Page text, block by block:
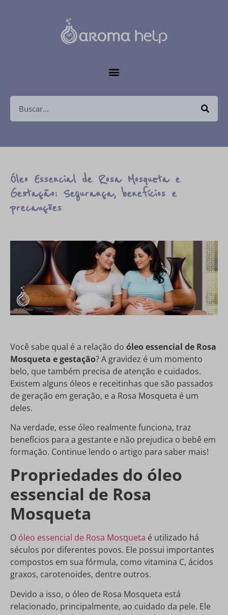
Óleo Essencial de Rosa Mosqueta e
Gestação: Segurança, benefícios e
precauções
Você sabe qual é a relação do óleo essencial de Rosa
Mosqueta e gestação? A gravidez é um momento
belo, que também precisa de atenção e cuidados.
Existem alguns óleos e receitinhas que são passados
de geração em geração, e a Rosa Mosqueta é um
deles.
Na verdade, esse óleo realmente funciona, traz
benefícios para a gestante e não prejudica o bebê em
formação. Continue lendo o artigo para saber mais!
Propriedades do óleo
essencial de Rosa
Mosqueta
O óleo essencial de Rosa Mosqueta é utilizado há
séculos por diferentes povos. Ele possui importantes
compostos em sua fórmula, como vitamina C, ácidos
graxos, carotenoides, dentre outros.
Devido a isso, o óleo de Rosa Mosqueta está
relacionado, principalmente, ao cuidado da pele. Ele